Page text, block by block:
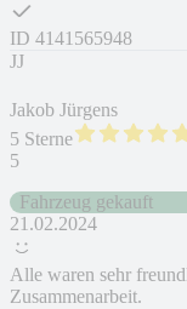
ID 4141565948
JJ
Jakob Jürgens
5 Sterne
5
Fahrzeug gekauft
21.02.2024
Alle waren sehr
Zusammenarbeit.